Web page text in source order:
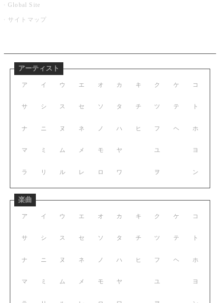
Global Site
サイトマップ
アーティスト
ア イ ウ エ オ
サ シ ス セ ソ
ナ ニ ヌ ネ ノ
マ ミ ム メ モ
ラ リ ル レ ロ
カ キ ク ケ コ
タ チ ツ テ ト
ハ ヒ フ ヘ ホ
ヤ ユ ヨ
ワ ヲ ン
楽曲
ア イ ウ エ オ
サ シ ス セ ソ
ナ ニ ヌ ネ ノ
マ ミ ム メ モ
カ キ ク ケ コ
タ チ ツ テ ト
ハ ヒ フ ヘ ホ
ヤ ユ ヨ